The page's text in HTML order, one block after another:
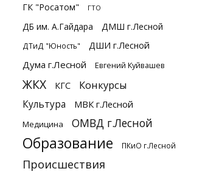
ГК "Росатом" ГТО
ДБ им. А.Гайдара ДМШ г.Лесной
ДТиД "Юность"
ДШИ г.Лесной
Дума г.Лесной
Евгений Куйвашев
ЖКХ КГС Конкурсы
Культура МВК г.Лесной
Медицина ОМВД г.Лесной
Образование ПКиО г.Лесной
Происшествия